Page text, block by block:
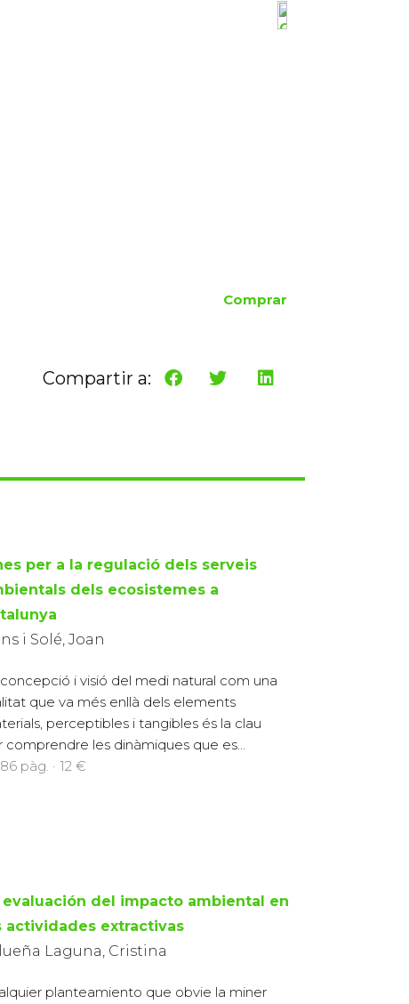
Comprar
Compartir a:
per a la regulació dels serveis
dels ecosistemes a
i Solé, Joan
i visió del medi natural com una
que va més enllà dels elements
perceptibles i tangibles és la clau
comprendre les dinàmiques que es...
pàg. · 12 €
evaluación del impacto ambiental en
actividades extractivas
Laguna, Cristina
planteamiento que obvie la miner